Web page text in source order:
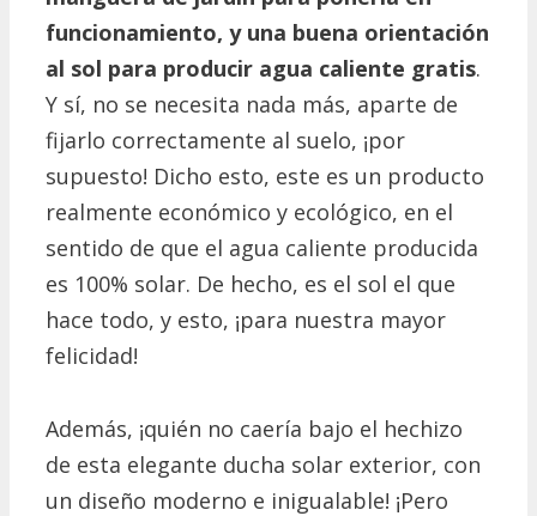
funcionamiento, y una buena orientación
al sol para producir agua caliente gratis.
Y sí, no se necesita nada más, aparte de
fijarlo correctamente al suelo, ¡por
supuesto! Dicho esto, este es un producto
realmente económico y ecológico, en el
sentido de que el agua caliente producida
es 100% solar. De hecho, es el sol el que
hace todo, y esto, ¡para nuestra mayor
felicidad!
Además, ¡quién no caería bajo el hechizo
de esta elegante ducha solar exterior, con
un diseño moderno e inigualable! ¡Pero